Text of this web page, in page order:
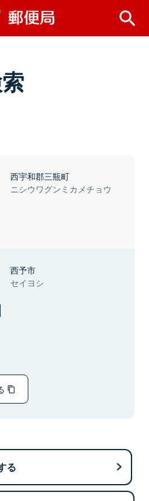
西宇和郡三瓶町
ニシウワグンミカメチョウ
西予市
セイヨシ
る